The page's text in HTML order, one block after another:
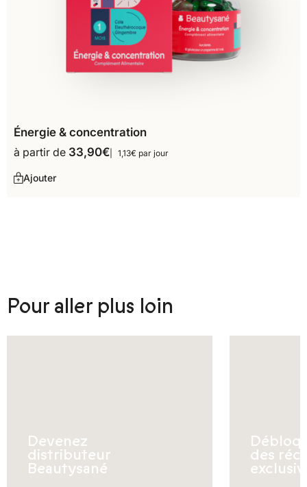
Énergie & concentration
à partir de 33,90€ 1,13€ par jour
Ajouter
Pour aller plus loin
Devenez
distributeur
Beautysané
des